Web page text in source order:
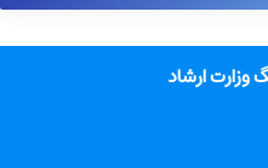
ارشاد